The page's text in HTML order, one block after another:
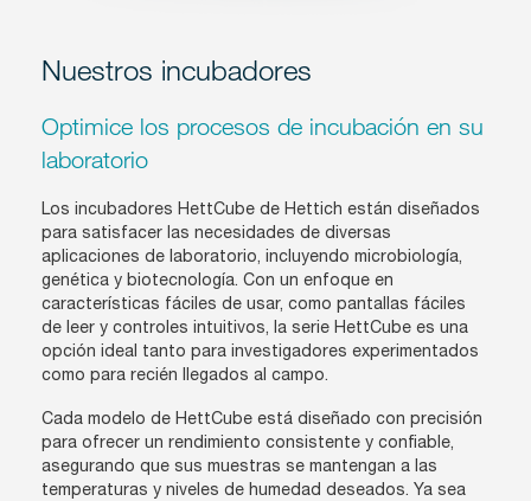
Nuestros incubadores
Optimice los procesos de incubación en su
laboratorio
Los incubadores HettCube de Hettich están diseñados
para satisfacer las necesidades de diversas
aplicaciones de laboratorio, incluyendo microbiología,
genética y biotecnología. Con un enfoque en
características fáciles de usar, como pantallas fáciles
de leer y controles intuitivos, la serie HettCube es una
opción ideal tanto para investigadores experimentados
como para recién llegados al campo.
Cada modelo de HettCube está diseñado con precisión
para ofrecer un rendimiento consistente y confiable,
asegurando que sus muestras se mantengan a las
temperaturas y niveles de humedad deseados. Ya sea